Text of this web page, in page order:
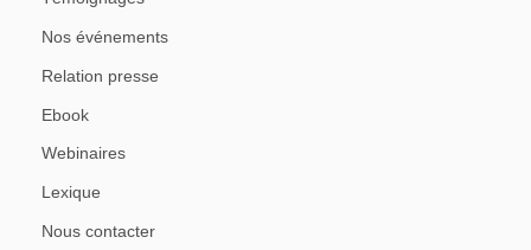
Nos événements
Relation presse
Ebook
Webinaires
Lexique
Nous contacter